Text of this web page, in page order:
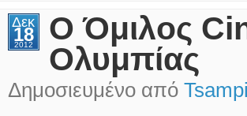
Δεκ
18
2012
Ο Όμιλος
Ολυμπίας
Δημοσιευμένο από